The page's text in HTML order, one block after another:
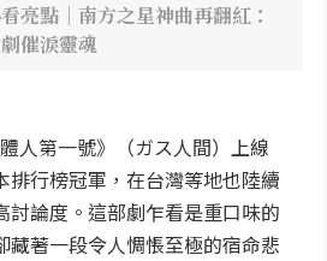
亮點｜南方之星神曲再翻紅：
催淚靈魂
人第一號》（ガス人間）上線
排行榜冠軍，在台灣等地也陸續
討論度。這部劇乍看是重口味的
藏著一段令人惆悵至極的宿命悲